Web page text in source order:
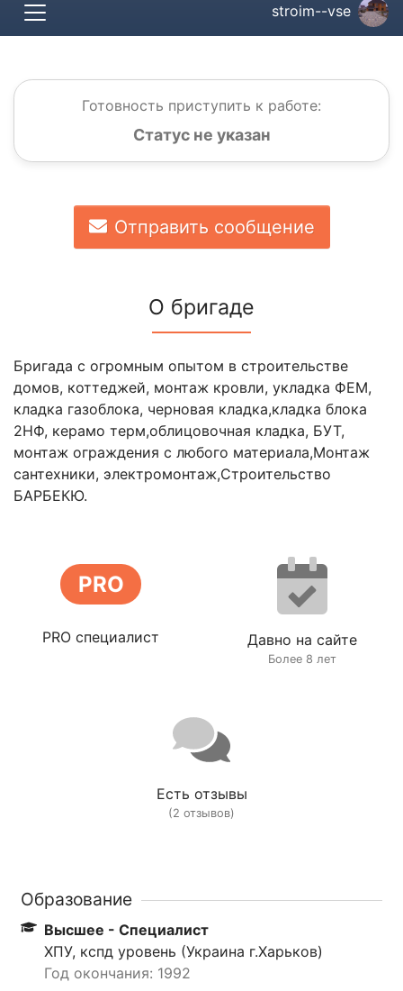
stroim--vse
Готовность приступить к работе:
Статус не указан
Отправить сообщение
О бригаде
Бригада с огромным опытом в строительстве
домов, коттеджей, монтаж кровли, укладка ФЕМ,
кладка газоблока, черновая кладка,кладка блока
2НФ, керамо терм,облицовочная кладка, БУТ,
монтаж ограждения с любого материала,Монтаж
сантехники, электромонтаж,Строительство
БАРБЕКЮ.
PRO
PRO специалист Давно на сайте
Более 8 лет
Есть отзывы
(2 отзывов)
Образование
Высшее - Специалист
ХПУ, кспд уровень (Украина г.Харьков)
Год окончания: 1992